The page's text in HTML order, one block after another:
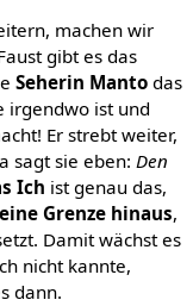
machen wir
gibt es das
Seherin Mantodas
irgendwo ist und
Er strebt weiter,
sagt sie eben: Den
Ich ist genau das,
Grenze hinaus,
Damit wächst es
nicht kannte,
dann.